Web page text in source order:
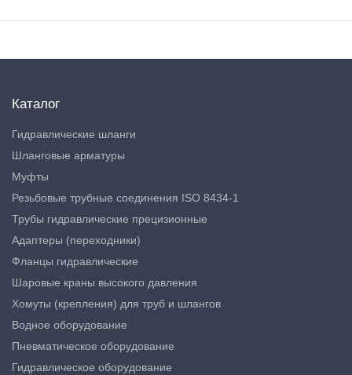
Каталог
Гидравлические шланги
Шланговые арматуры
Муфты
Резьбовые трубные соединения ISO 8434-1
Трубы гидравлические прецизионные
Адаптеры (переходники)
Фланцы гидравлические
Шаровые краны высокого давления
Хомуты (крепления) для труб и шлангов
Водное оборудование
Пневматическое оборудование
Гидравлическое оборудование